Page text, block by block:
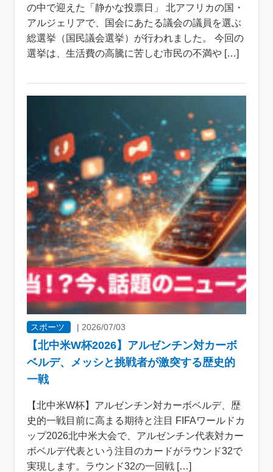
の中で迎えた「静かな投票日」 北アフリカの国・
アルジェリアで、国会にあたる議会の議員を選ぶ
総選挙（国民議会選挙）が行われました。 今回の
選挙は、生活費の高騰に苦しむ市民の不満や […]
スポーツ | 2026/07/03
【北中米W杯2026】アルゼンチン対カーボ
ベルデ、メッシと挑戦者が激突する歴史的
一戦
【北中米W杯】アルゼンチン対カーボベルデ、歴
史的一戦目前に高まる期待と注目 FIFAワールドカ
ップ2026北中米大会で、アルゼンチン代表対カー
ボベルデ代表という注目のカードがラウンド32で
実現します。ラウンド32の一回戦 […]